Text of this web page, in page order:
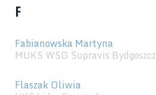
F
Fabianowska Martyna
MUKS WSG Supravis Bydgoszcz
Flaszak Oliwia